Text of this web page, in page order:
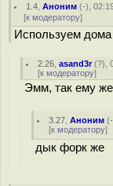
1.4 ,Аноним (-),
[к модератору]
Используем
2.26 ,asand3r(?),
[к модератору]
Эмм, так ему же
3.27 ,Аноним (-
[к модератору]
дык форк же